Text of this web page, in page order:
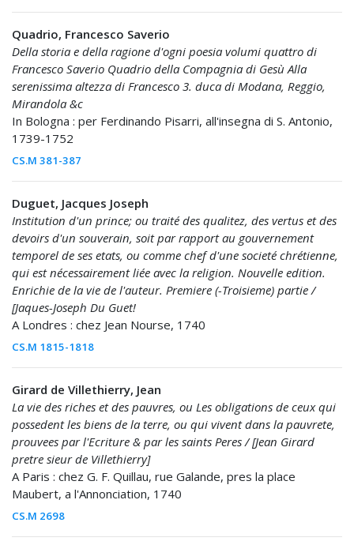
Quadrio, Francesco Saverio
Della storia e della ragione d'ogni poesia volumi quattro di
Francesco Saverio Quadrio della Compagnia di Gesù Alla
serenissima altezza di Francesco 3. duca di Modana, Reggio,
Mirandola &c
In Bologna : per Ferdinando Pisarri, all'insegna di S. Antonio,
1739-1752
CS.M 381-387
Duguet, Jacques Joseph
Institution d'un prince; ou traité des qualitez, des vertus et des
devoirs d'un souverain, soit par rapport au gouvernement
temporel de ses etats, ou comme chef d'une societé chrétienne,
qui est nécessairement liée avec la religion. Nouvelle edition.
Enrichie de la vie de l'auteur. Premiere (-Troisieme) partie /
[Jaques-Joseph Du Guet!
A Londres : chez Jean Nourse, 1740
CS.M 1815-1818
Girard de Villethierry, Jean
La vie des riches et des pauvres, ou Les obligations de ceux qui
possedent les biens de la terre, ou qui vivent dans la pauvrete,
prouvees par l'Ecriture & par les saints Peres / [Jean Girard
pretre sieur de Villethierry]
A Paris : chez G. F. Quillau, rue Galande, pres la place
Maubert, a l'Annonciation, 1740
CS.M 2698